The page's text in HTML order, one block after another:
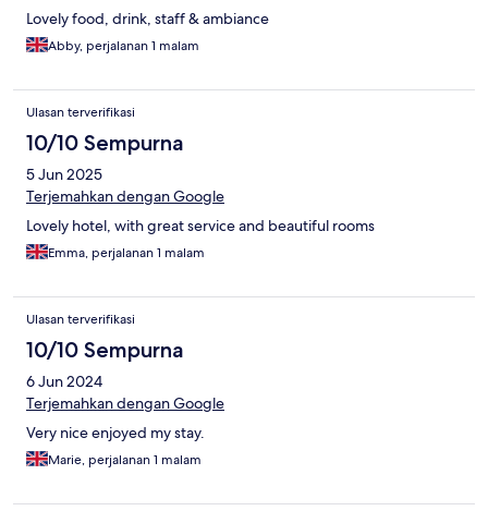
Lovely food, drink, staff & ambiance
Abby, perjalanan 1 malam
Ulasan terverifikasi
10/10 Sempurna
5 Jun 2025
Terjemahkan dengan Google
Lovely hotel, with great service and beautiful rooms
Emma, perjalanan 1 malam
Ulasan terverifikasi
10/10 Sempurna
6 Jun 2024
Terjemahkan dengan Google
Very nice enjoyed my stay.
Marie, perjalanan 1 malam